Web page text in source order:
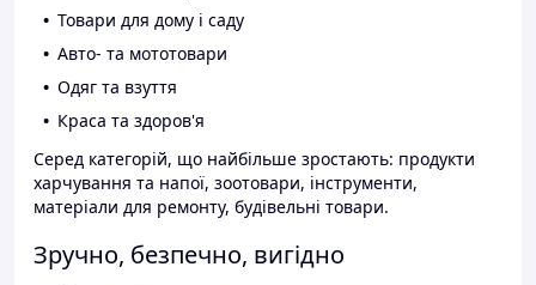
Товари для дому і саду
Авто- та мототовари
Одяг та взуття
Краса та здоров'я
Серед категорій, що найбільше зростають: продукти
харчування та напої, зоотовари, інструменти,
матеріали для ремонту, будівельні товари.
Зручно, безпечно, вигідно